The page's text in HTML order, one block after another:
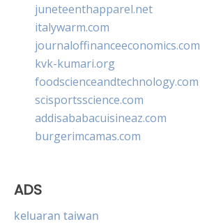
juneteenthapparel.net
italywarm.com
journaloffinanceeconomics.com
kvk-kumari.org
foodscienceandtechnology.com
scisportsscience.com
addisababacuisineaz.com
burgerimcamas.com
ADS
keluaran taiwan